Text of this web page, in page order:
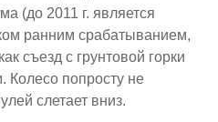
(до 2011 г. является
ранним срабатыванием,
съезд с грунтовой горки
Колесо попросту не
слетает вниз.